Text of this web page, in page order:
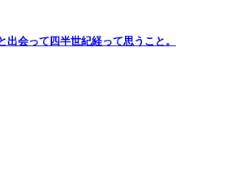
出会って四半世紀経って思うこと。